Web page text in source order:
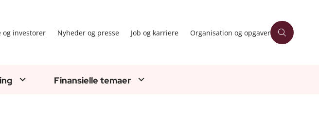
og investorer Nyheder og presse Job og karriere Organisation og opgaver
Finansielle temaer